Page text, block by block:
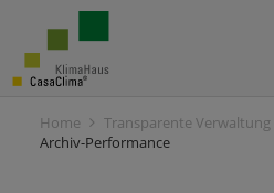
Home Transparente Verwaltung
Archiv-Performance